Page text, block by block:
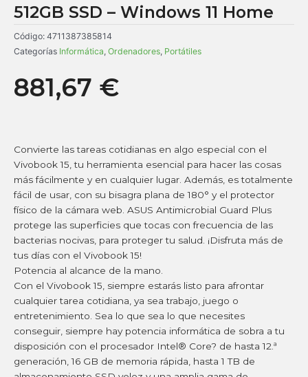
512GB SSD – Windows 11 Home
Código: 4711387385814
Categorías Informática, Ordenadores, Portátiles
881,67 €
Convierte las tareas cotidianas en algo especial con el
Vivobook 15, tu herramienta esencial para hacer las cosas
más fácilmente y en cualquier lugar. Además, es totalmente
fácil de usar, con su bisagra plana de 180° y el protector
físico de la cámara web. ASUS Antimicrobial Guard Plus
protege las superficies que tocas con frecuencia de las
bacterias nocivas, para proteger tu salud. ¡Disfruta más de
tus días con el Vivobook 15!
Potencia al alcance de la mano.
Con el Vivobook 15, siempre estarás listo para afrontar
cualquier tarea cotidiana, ya sea trabajo, juego o
entretenimiento. Sea lo que sea lo que necesites
conseguir, siempre hay potencia informática de sobra a tu
disposición con el procesador Intel® Core? de hasta 12.ª
generación, 16 GB de memoria rápida, hasta 1 TB de